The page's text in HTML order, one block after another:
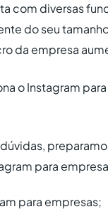
com diversas
do seu
da empresa
o Instagram
dúvidas,
para
para empresas;